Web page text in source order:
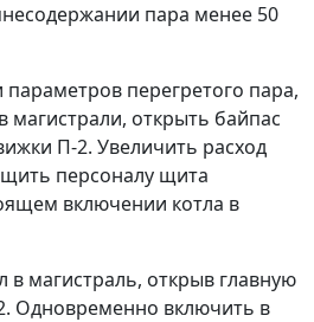
пара менее 50
перегретого пара,
магистрали, открыть байпас
П-2. Увеличить расход
персоналу щита
включении котла в
в магистраль, открыв главную
Одновременно включить в